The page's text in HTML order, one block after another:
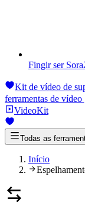
Fingir ser
Kit de vídeo de
ferramentas de vídeo
VideoKit
Todas as
Início